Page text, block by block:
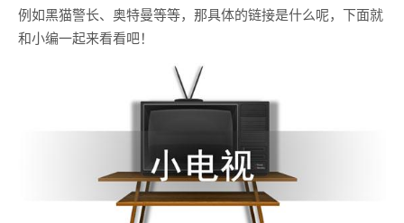
例如黑猫警长、奥特曼等等，那具体的链接是什么呢，下面就
和小编一起来看看吧！